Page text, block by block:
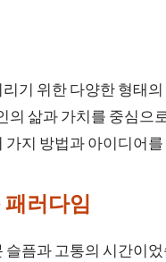
기 위한 다양한 형태
의 삶과 가치를 중심으
가지 방법과 아이디어
러다임
슬픔과 고통의 시간이